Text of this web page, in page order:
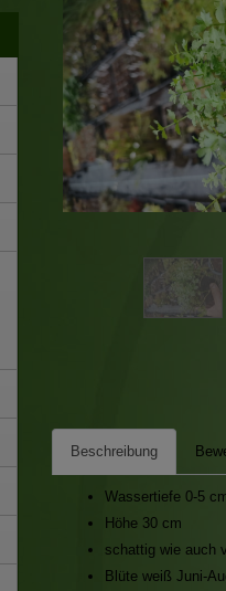
Beschreibung
Wassertiefe 0-5
Höhe 30 cm
schattig wie auch
Blüte weiß Juni-